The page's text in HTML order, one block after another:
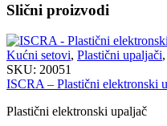
Slični proizvodi
Kućni setovi, Plastični upaljači,
SKU: 20051
ISCRA – Plastični elektronski
Plastični elektronski upaljač